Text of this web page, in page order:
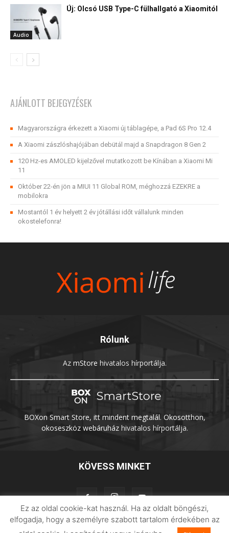
Audio
Új: Olcsó USB Type-C fülhallgató a Xiaomitól
AJÁNLOTT BEJEGYZÉSEK
Magyarországra érkezett a Xiaomi új táblagépe, a Pad 6S Pro 12.4
A Xiaomi zászlóshajójában debütál majd a Snapdragon 8 Gen 2
120 Hz-es AMOLED kijelzővel mutatkozott be Kínában a Xiaomi Mi
11
Október 22-én jön a MIUI 11 Global ROM, méghozzá EZEKRE a
mobilokra
Mostantól 1 év helyett 2 év jótállási időt vállalunk minden
okostelefonra!
Rólunk
Az mStore hivatalos hírportálja.
BOXon Smart Store, itt mindent megtalál. Okosotthon,
okoseszköz webáruházhivatalos hírportálja.
KÖVESS MINKET
Ez az oldal cookie-kat használ. Ha az oldalt böngészi,
elfogadja, hogy a személyre szabott tartalom érdekében az